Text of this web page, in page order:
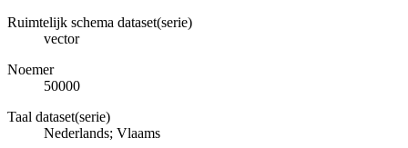
Ruimtelijk schema dataset(serie)
vector
Noemer
50000
Taal dataset(serie)
Nederlands; Vlaams